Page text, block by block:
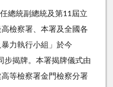
總統副總統及第11屆立
檢察署、本署及全國各
力執行小組」於今
步揭牌。本署揭牌儀式由
等檢察署金門檢察分署